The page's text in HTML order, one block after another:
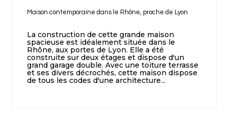
Maison contemporaine dans le Rhône, proche de Lyon
La construction de cette grande maison
spacieuse est idéalement située dans le
Rhône, aux portes de Lyon. Elle a été
construite sur deux étages et dispose d'un
grand garage double. Avec une toiture terrasse
et ses divers décrochés, cette maison dispose
de tous les codes d'une architecture...